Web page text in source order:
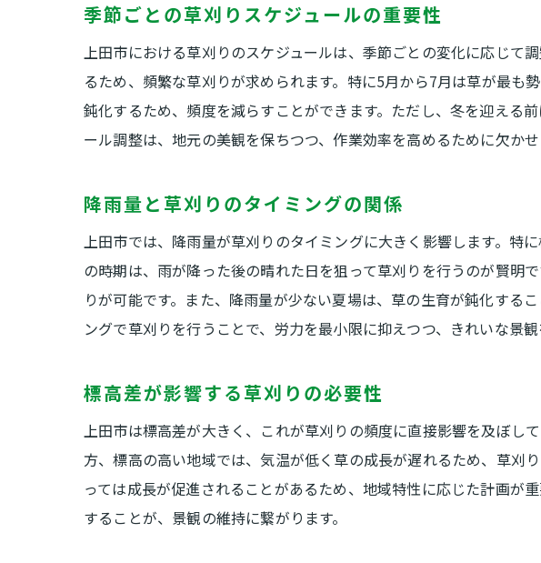
DIY愛好者への
DIYでの草
自宅周辺で
初心者でも
草刈りにか
効率的な草刈り
地元なら
上田市での
地域特有の
地域コミュニテ
季節ごとの草刈りスケジュールの重要性
上田市における草刈りのスケジュールは、季節ごとの変化に応じて
るため、頻繁な草刈りが求められます。特に5月から7月は草が最も
鈍化するため、頻度を減らすことができます。ただし、冬を迎える
ール調整は、地元の美観を保ちつつ、作業効率を高めるために欠かせ
降雨量と草刈りのタイミングの関係
上田市では、降雨量が草刈りのタイミングに大きく影響します。特
の時期は、雨が降った後の晴れた日を狙って草刈りを行うのが賢明
りが可能です。また、降雨量が少ない夏場は、草の生育が鈍化する
ングで草刈りを行うことで、労力を最小限に抑えつつ、きれいな景観
標高差が影響する草刈りの必要性
上田市は標高差が大きく、これが草刈りの頻度に直接影響を及ぼし
方、標高の高い地域では、気温が低く草の成長が遅れるため、草刈
っては成長が促進されることがあるため、地域特性に応じた計画が
することが、景観の維持に繋がります。